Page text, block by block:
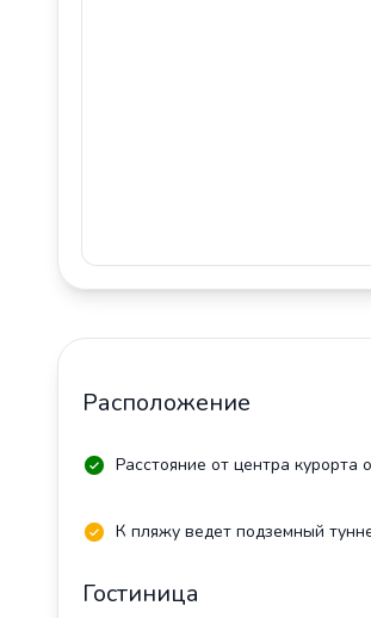
Расположение
Расстояние от центра курорта
К пляжу ведет подземный
Гостиница